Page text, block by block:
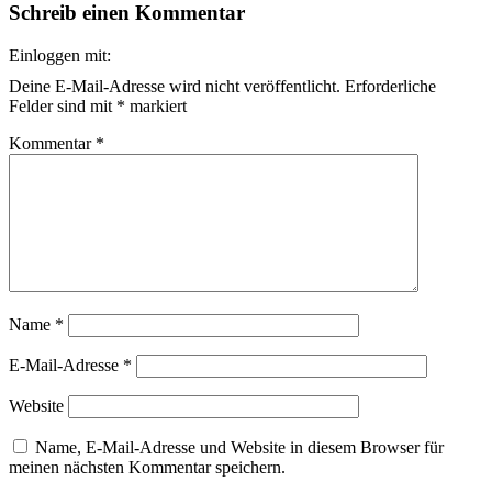
Schreib einen Kommentar
Einloggen mit:
Deine E-Mail-Adresse wird nicht veröffentlicht. Erforderliche
Felder sind mit * markiert
Kommentar *
Name *
E-Mail-Adresse *
Website
Name, E-Mail-Adresse und Website in diesem Browser für
meinen nächsten Kommentar speichern.